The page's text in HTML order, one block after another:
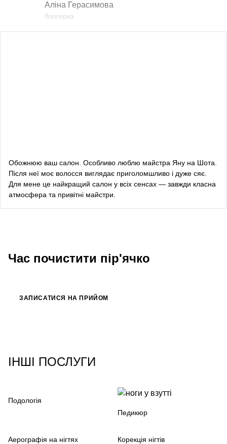
Аліна Герасимова
блогерка
Bazhana
songwriter
Обожнюю ваш салон. Особливо люблю майстра Яну на Шота.
Після неї моє волосся виглядає приголомшливо і дуже сяє.
Для мене це найкращий салон у всіх сенсах — завжди класна
атмосфера та привітні майстри.
Час почистити пір'ячко
ЗАПИСАТИСЯ НА ПРИЙОМ
ІНШІ ПОСЛУГИ
Подологія
Педикюр
Аерографія на нігтях Корекція нігтів